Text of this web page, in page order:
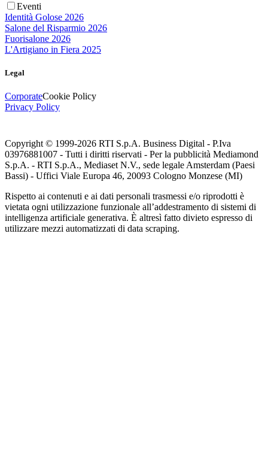
Eventi
Identità Golose 2026
Salone del Risparmio 2026
Fuorisalone 2026
L'Artigiano in Fiera 2025
Legal
CorporateCookie Policy
Privacy Policy
Copyright © 1999-2026 RTI S.p.A. Business Digital - P.Iva
03976881007 - Tutti i diritti riservati - Per la pubblicità Mediamond
S.p.A. - RTI S.p.A., Mediaset N.V., sede legale Amsterdam (Paesi
Bassi) - Uffici Viale Europa 46, 20093 Cologno Monzese (MI)
Rispetto ai contenuti e ai dati personali trasmessi e/o riprodotti è
vietata ogni utilizzazione funzionale all’addestramento di sistemi di
intelligenza artificiale generativa. È altresì fatto divieto espresso di
utilizzare mezzi automatizzati di data scraping.